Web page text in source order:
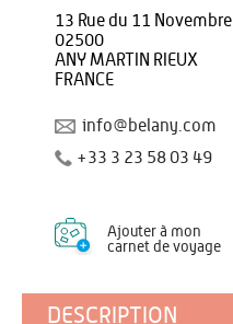
13 Rue du 11 Novembre
02500
ANY MARTIN RIEUX
FRANCE
info@belany.com
+33 3 23 58 03 49
Ajouter à mon
carnet de voyage
DESCRIPTION